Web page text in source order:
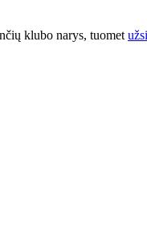
klubo narys, tuomet